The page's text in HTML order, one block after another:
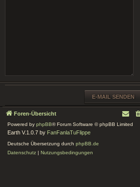
Foren-Übersicht
Powered by phpBB® Forum Software © phpBB Limited
Earth V.1.0.7 by FanFanlaTuFlippe
Deutsche Übersetzung durch phpBB.de
Datenschutz | Nutzungsbedingungen